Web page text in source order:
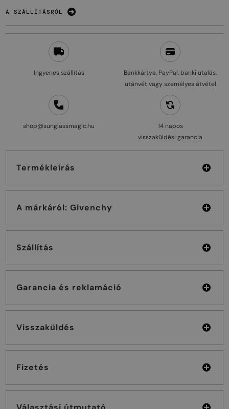
Ingyenes szállítás
Bankkártya, PayPal, banki utalás,
utánvét vagy személyes átvétel
shop@sunglassmagic.hu
14 napos
visszaküldési garancia
Termékleírás
A márkáról: Givenchy
Szállítás
Garancia és reklamáció
Visszaküldés
Fizetés
A SZÁLLÍTÁSRÓL